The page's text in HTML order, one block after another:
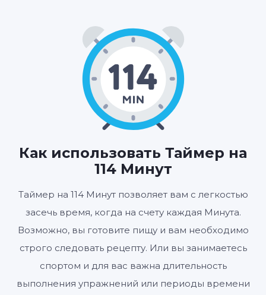
Как использовать Таймер на
114 Минут
Таймер на 114 Минут позволяет вам с легкостью
засечь время, когда на счету каждая Минута.
Возможно, вы готовите пищу и вам необходимо
строго следовать рецепту. Или вы занимаетесь
спортом и для вас важна длительность
выполнения упражнений или периоды времени
01 : 54 : 00
Старт Сбросить Настройки